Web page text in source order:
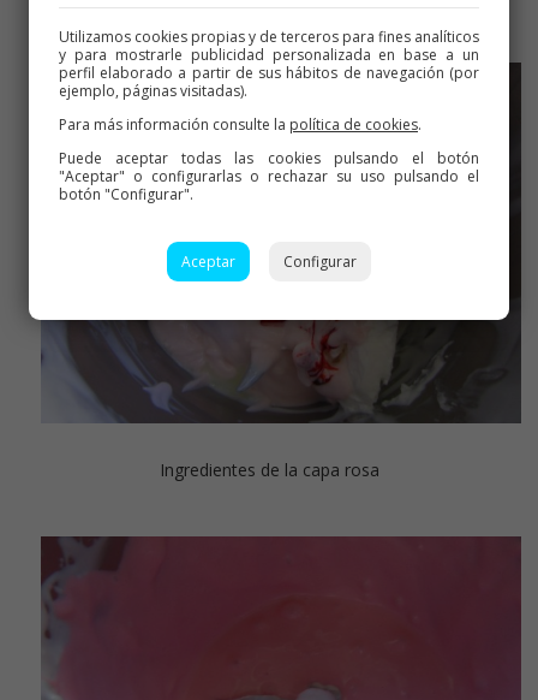
Ingredientes de la capa rosa
Utilizamos cookies propias y de terceros para fines analíticos
y para mostrarle publicidad personalizada en base a un
perfil elaborado a partir de sus hábitos de navegación (por
ejemplo, páginas visitadas).
Para más información consulte la política de cookies.
Puede aceptar todas las cookies pulsando el botón
"Aceptar" o configurarlas o rechazar su uso pulsando el
botón "Configurar".
Aceptar Configurar